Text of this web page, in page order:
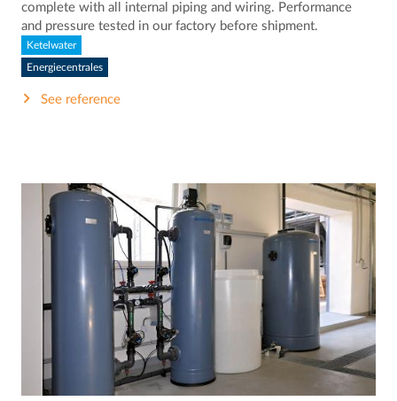
complete with all internal piping and wiring. Performance
and pressure tested in our factory before shipment.
Ketelwater
Energiecentrales
See reference